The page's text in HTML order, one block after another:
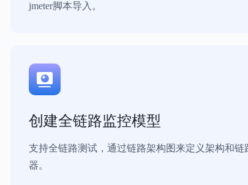
jmeter脚本导入。
创建全链路监控模型
支持全链路测试，通过链路架构图来定义架构和
器。